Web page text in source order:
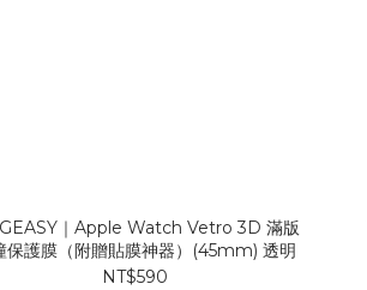
｜Apple Watch Vetro 3D 滿版
保護膜（附贈貼膜神器）(45mm) 透明
NT$590